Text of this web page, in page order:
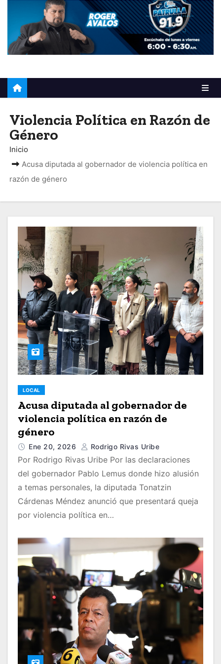
Violencia Política en Razón de
Género
Inicio
Acusa diputada al gobernador de violencia política en
razón de género
LOCAL
Acusa diputada al gobernador de
violencia política en razón de
género
Ene 20, 2026 Rodrigo Rivas Uribe
Por Rodrigo Rivas Uribe Por las declaraciones
del gobernador Pablo Lemus donde hizo alusión
a temas personales, la diputada Tonatzin
Cárdenas Méndez anunció que presentará queja
por violencia política en…